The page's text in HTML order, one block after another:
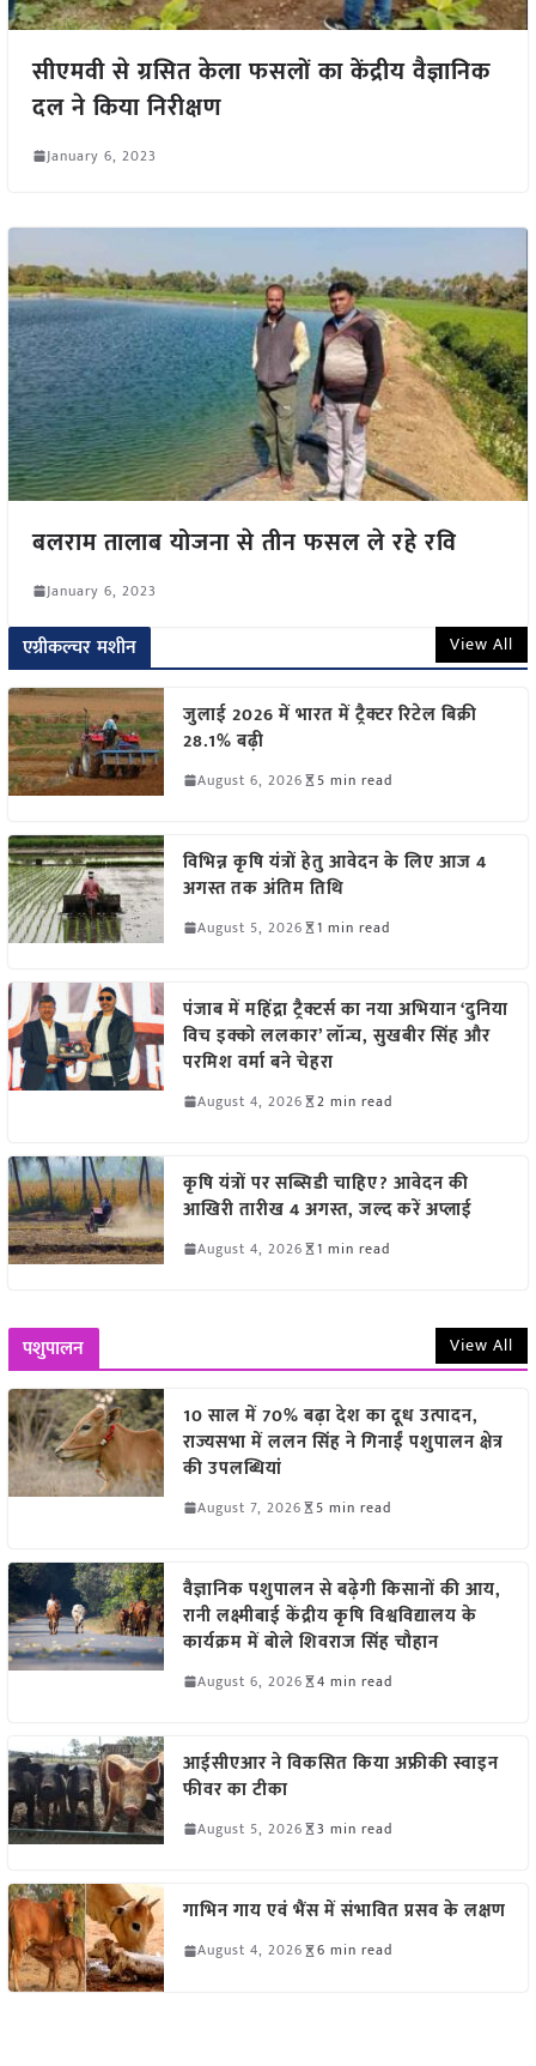
सीएमवी से ग्रसित केला फसलों का केंद्रीय वैज्ञानिक
दल ने किया निरीक्षण
January 6, 2023
बलराम तालाब योजना से तीन फसल ले रहे रवि
January 6, 2023
एग्रीकल्चर मशीन View All
जुलाई 2026 में भारत में ट्रैक्टर रिटेल बिक्री
28.1% बढ़ी
August 6, 2026 5 min read
विभिन्न कृषि यंत्रों हेतु आवेदन के लिए आज 4
अगस्त तक अंतिम तिथि
August 5, 2026 1 min read
पंजाब में महिंद्रा ट्रैक्टर्स का नया अभियान ‘दुनिया
विच इक्को ललकार’ लॉन्च, सुखबीर सिंह और
परमिश वर्मा बने चेहरा
August 4, 2026 2 min read
कृषि यंत्रों पर सब्सिडी चाहिए? आवेदन की
आखिरी तारीख 4 अगस्त, जल्द करें अप्लाई
August 4, 2026 1 min read
पशुपालन View All
10 साल में 70% बढ़ा देश का दूध उत्पादन,
राज्यसभा में ललन सिंह ने गिनाईं पशुपालन क्षेत्र
की उपलब्धियां
August 7, 2026 5 min read
वैज्ञानिक पशुपालन से बढ़ेगी किसानों की आय,
रानी लक्ष्मीबाई केंद्रीय कृषि विश्वविद्यालय के
कार्यक्रम में बोले शिवराज सिंह चौहान
August 6, 2026 4 min read
आईसीएआर ने विकसित किया अफ्रीकी स्वाइन
फीवर का टीका
August 5, 2026 3 min read
गाभिन गाय एवं भैंस में संभावित प्रसव के लक्षण
August 4, 2026 6 min read